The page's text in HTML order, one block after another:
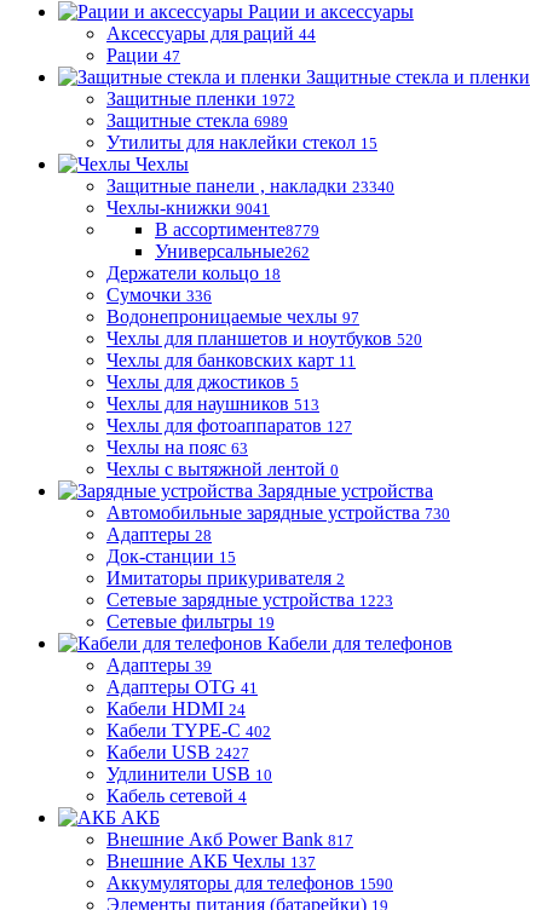
Рации и аксессуары
Аксессуары для раций 44
Рации 47
Защитные стекла и пленки
Защитные пленки 1972
Защитные стекла 6989
Утилиты для наклейки стекол 15
Чехлы
Защитные панели , накладки 23340
Чехлы-книжки 9041
В ассортименте8779
Универсальные262
Держатели кольцо 18
Сумочки 336
Водонепроницаемые чехлы 97
Чехлы для планшетов и ноутбуков 520
Чехлы для банковских карт 11
Чехлы для джостиков 5
Чехлы для наушников 513
Чехлы для фотоаппаратов 127
Чехлы на пояс 63
Чехлы с вытяжной лентой 0
Зарядные устройства
Автомобильные зарядные устройства 730
Адаптеры 28
Док-станции 15
Имитаторы прикуривателя 2
Сетевые зарядные устройства 1223
Сетевые фильтры 19
Кабели для телефонов
Адаптеры 39
Адаптеры OTG 41
Кабели HDMI 24
Кабели TYPE-C 402
Кабели USB 2427
Удлинители USB 10
Кабель сетевой 4
АКБ
Внешние Акб Power Bank 817
Внешние АКБ Чехлы 137
Аккумуляторы для телефонов 1590
Элементы питания (батарейки) 19